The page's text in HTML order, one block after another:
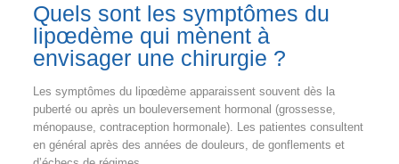
Quels sont les symptômes du
lipœdème qui mènent à
envisager une chirurgie ?
Les symptômes du lipœdème apparaissent souvent dès la
puberté ou après un bouleversement hormonal (grossesse,
ménopause, contraception hormonale). Les patientes consultent
en général après des années de douleurs, de gonflements et